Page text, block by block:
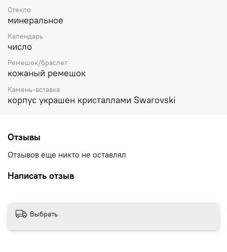
Стекло
минеральное
Календарь
число
Ремешок/браслет
кожаный ремешок
Камень-вставка
корпус украшен кристаллами Swarovski
Отзывы
Отзывов еще никто не оставлял
Написать отзыв
Выбрать